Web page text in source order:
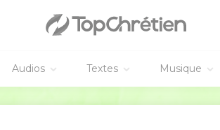
Audios Textes Musique